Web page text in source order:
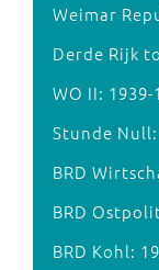
Weimar
Derde Rijk
WO II: 1939-
Stunde Null:
BRD
BRD
BRD Kohl: